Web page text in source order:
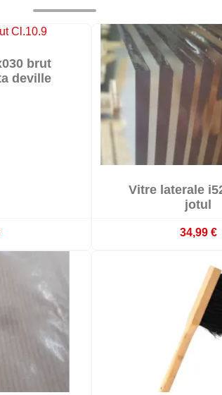
ouvrés
brut
deville
En
Vitre laterale
jotul
34,99 €